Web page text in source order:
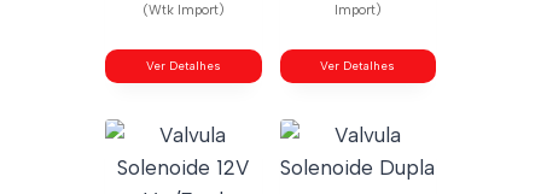
(Wtk Import)
Ver Detalhes
Import)
Ver Detalhes